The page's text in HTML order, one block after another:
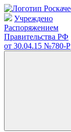
Учреждено
Распоряжением
Правительства РФ
от 30.04.15 №780-Р